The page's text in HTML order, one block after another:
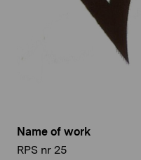
Name of work
RPS nr 25